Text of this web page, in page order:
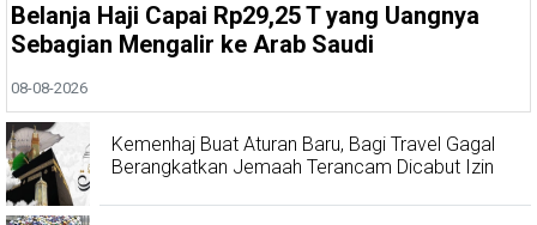
Belanja Haji Capai Rp29,25 T yang Uangnya
Sebagian Mengalir ke Arab Saudi
08-08-2026
Kemenhaj Buat Aturan Baru, Bagi Travel Gagal
Berangkatkan Jemaah Terancam Dicabut Izin